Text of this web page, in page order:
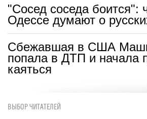
"Сосед соседа боится":
Одессе думают о
Сбежавшая в США
попала в ДТП и начала
каяться
ВЫБОР ЧИТАТЕЛЕЙ